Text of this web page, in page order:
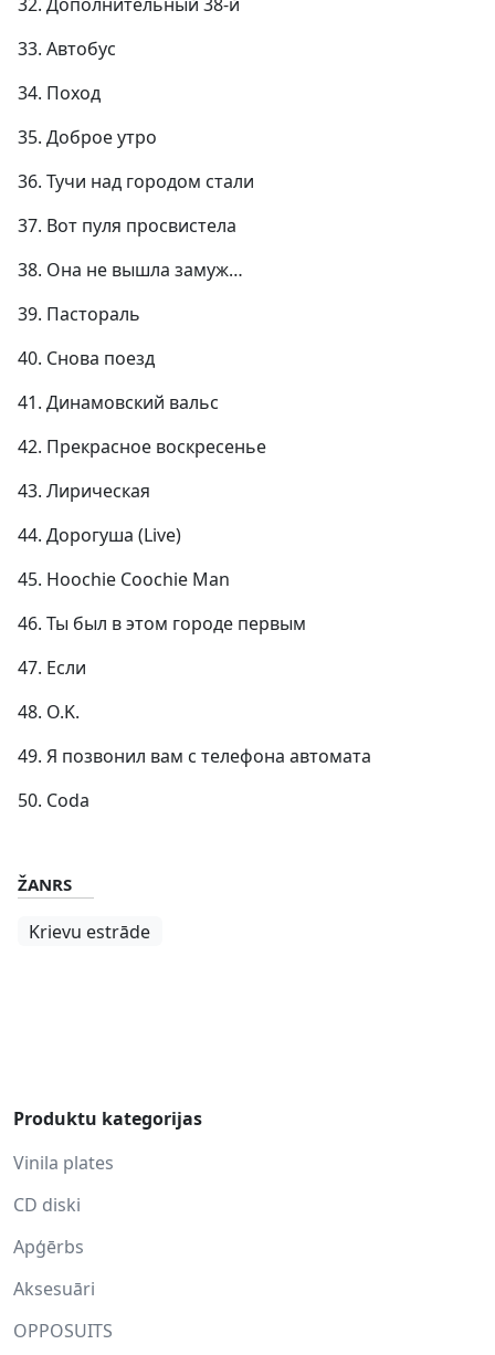
33. Автобус
34. Поход
35. Доброе утро
36. Тучи над городом стали
37. Вот пуля просвистела
38. Она не вышла замуж…
39. Пастораль
40. Снова поезд
41. Динамовский вальс
42. Прекрасное воскресенье
43. Лирическая
44. Дорогуша (Live)
45. Hoochie Coochie Man
46. Ты был в этом городе первым
47. Если
48. O.K.
49. Я позвонил вам с телефона автомата
50. Coda
ŽANRS
Krievu estrāde
Produktu kategorijas
Vinila plates
CD diski
Apģērbs
Aksesuāri
OPPOSUITS